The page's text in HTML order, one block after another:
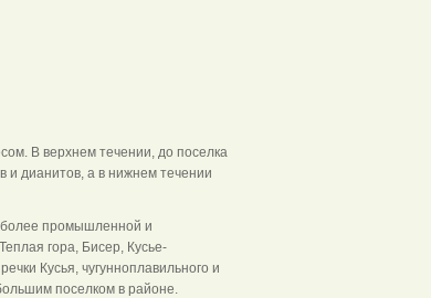
В верхнем течении, до поселка
и дианитов, а в нижнем течении
промышленной и
гора, Бисер, Кусье-
Кусья, чугунноплавильного и
поселком в районе.